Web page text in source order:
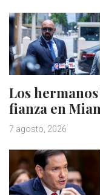
Los
fianza en
7 agosto, 2026